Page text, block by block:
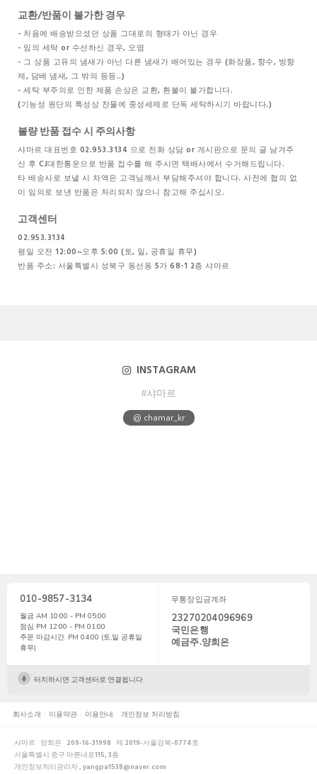
교환/반품이 불가한 경우
- 처음에 배송받으셨던 상품 그대로의 형태가 아닌 경우
- 임의 세탁 or 수선하신 경우, 오염
- 그 상품 고유의 냄새가 아닌 다른 냄새가 배어있는 경우 (화장품, 향수, 방향
제, 담배 냄새, 그 밖의 등등..)
- 세탁 부주의로 인한 제품 손상은 교환, 환불이 불가합니다.
(기능성 원단의 특성상 찬물에 중성세제로 단독 세탁하시기 바랍니다.)
불량 반품 접수 시 주의사항
샤마르 대표번호 02.953.3134 으로 전화 상담 or 게시판으로 문의 글 남겨주
신 후 CJ대한통운으로 반품 접수를 해 주시면 택배사에서 수거해드립니다.
타 배송사로 보낼 시 차액은 고객님께서 부담해주셔야 합니다. 사전에 협의 없
이 임의로 보낸 반품은 처리되지 않으니 참고해 주십시오.
고객센터
02.953.3134
평일 오전 12:00~오후 5:00 (토, 일, 공휴일 휴무)
반품 주소: 서울특별시 성북구 동선동 5가 68-1 2층 샤마르
INSTAGRAM
#샤마르
@ chamar_kr
010-9857-3134
월금 AM 10:00 - PM 05:00
점심 PM 12:00 - PM 01:00
주문 마감시간. PM 04:00 (토,일 공휴일
휴무)
무통장입금계좌
23270204096969
국민은행
예금주.양희은
터치하시면 고객센터로 연결됩니다.
회사소개 이용약관 이용안내 개인정보 처리방침
샤마르 양희은 209-16-31998 제 2019-서울강북-0774호
서울특별시 중구 마른내로115, 3층
개인정보처리관리자 , yangpa1538@naver.com